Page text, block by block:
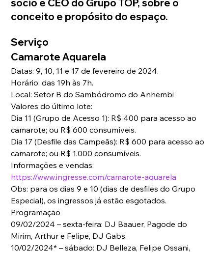
sócio e CEO do Grupo TOP, sobre o
conceito e propósito do espaço.
Serviço
Camarote Aquarela
Datas: 9, 10, 11 e 17 de fevereiro de 2024.
Horário: das 19h às 7h.
Local: Setor B do Sambódromo do Anhembi
Valores do último lote:
Dia 11 (Grupo de Acesso 1): R$ 400 para acesso ao
camarote; ou R$ 600 consumíveis.
Dia 17 (Desfile das Campeãs): R$ 600 para acesso ao
camarote; ou R$ 1.000 consumíveis.
Informações e vendas:
https://www.ingresse.com/camarote-aquarela
Obs: para os dias 9 e 10 (dias de desfiles do Grupo
Especial), os ingressos já estão esgotados.
Programação
09/02/2024 – sexta-feira: DJ Baauer, Pagode do
Mirim, Arthur e Felipe, DJ Gabs.
10/02/2024* – sábado: DJ Belleza, Felipe Ossani,